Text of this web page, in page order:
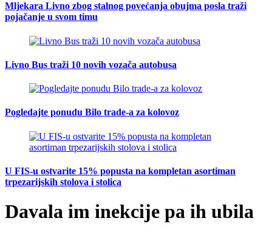
Mljekara Livno zbog stalnog povećanja obujma posla traži
pojačanje u svom timu
Livno Bus traži 10 novih vozača autobusa
Pogledajte ponudu Bilo trade-a za kolovoz
U FIS-u ostvarite 15% popusta na kompletan asortiman
trpezarijskih stolova i stolica
Davala im inekcije pa ih ubila